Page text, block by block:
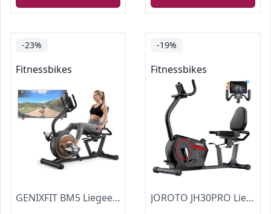
-23%
Fitnessbikes
GENIXFIT BM5 Liegeergometer - 150kg belastbar, für Zuhause, Fitness & Rehabilitation - 16 magnetische Widerstandsstufen, selbstleuchtendes Display, Bluetooth - Liegefahrrad Heimtrainer (BM5)
-19%
Fitnessbikes
JOROTO JH30PRO Liegeergometer für Zuhause, Smart Bluetooth Magnetisches Liegefahrrad, Indoor Heimtrainer Ergometer bis 136KG Belastung, LCD Display, Verstellbarer Sitz für Cardio-Training